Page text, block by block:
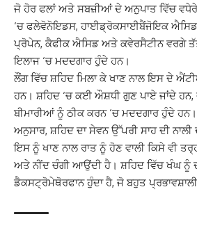
ਜੋ ਹੋਰ ਫਲਾਂ ਅਤੇ ਸਬਜ਼ੀਆਂ ਦੇ ਅਨੁਪਾਤ ਵਿੱਚ
‘ਚ ਫਲੇਵੋਨੋਇਡਸ, ਹਾਈਡ੍ਰੋਕਸਾਈਬੈਂਜੋਇਕ
ਪ੍ਰੋਪੇਨ, ਕੈਫੀਕ ਐਸਿਡ ਅਤੇ ਕਵੇਰਸੈਟੀਨ ਵਰਗੇ
ਇਲਾਜ ‘ਚ ਮਦਦਗਾਰ ਹੁੰਦੇ ਹਨ।
ਲੌਂਗ ਵਿੱਚ ਸ਼ਹਿਦ ਮਿਲਾ ਕੇ ਖਾਣ ਨਾਲ ਇਸ ਦੇ
ਹਨ। ਸ਼ਹਿਦ ‘ਚ ਕਈ ਔਸ਼ਧੀ ਗੁਣ ਪਾਏ ਜਾਂਦੇ
ਬੀਮਾਰੀਆਂ ਨੂੰ ਠੀਕ ਕਰਨ ‘ਚ ਮਦਦਗਾਰ ਹੁੰਦੇ
ਅਨੁਸਾਰ, ਸ਼ਹਿਦ ਦਾ ਸੇਵਨ ਉੱਪਰੀ ਸਾਹ ਦੀ ਨਾਲੀ
ਇਸ ਨੂੰ ਖਾਣ ਨਾਲ ਰਾਤ ਨੂੰ ਹੋਣ ਵਾਲੀ ਕਿਸੇ ਵੀ
ਅਤੇ ਨੀਂਦ ਚੰਗੀ ਆਉਂਦੀ ਹੈ। ਸ਼ਹਿਦ ਵਿੱਚ ਖੰਘ ਨੂੰ
ਡੈਕਸਟ੍ਰੋਮੇਥੋਰਫਾਨ ਹੁੰਦਾ ਹੈ, ਜੋ ਬਹੁਤ